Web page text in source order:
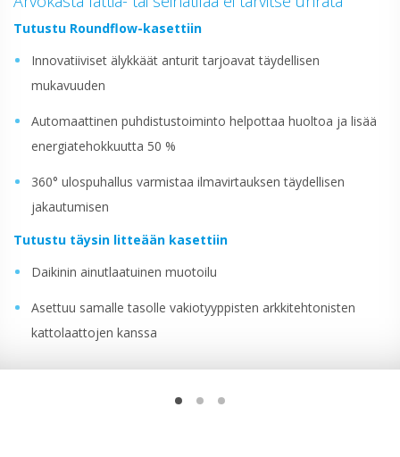
Tutustu Roundflow-kasettiin
Innovatiiviset älykkäät anturit tarjoavat täydellisen
mukavuuden
Automaattinen puhdistustoiminto helpottaa huoltoa ja lisää
energiatehokkuutta 50 %
360° ulospuhallus varmistaa ilmavirtauksen täydellisen
jakautumisen
Tutustu täysin litteään kasettiin
Daikinin ainutlaatuinen muotoilu
Asettuu samalle tasolle vakiotyyppisten arkkitehtonisten
kattolaattojen kanssa